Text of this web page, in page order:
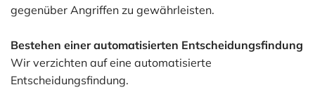
gegenüber Angriffen zu gewährleisten.
Bestehen einer automatisierten Entscheidungsfindung
Wir verzichten auf eine automatisierte
Entscheidungsfindung.